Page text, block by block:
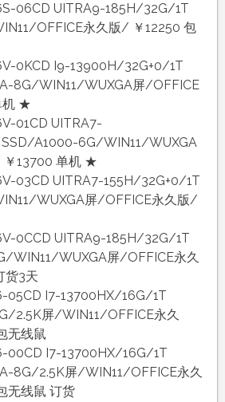
06CD UITRA9-185H/32G/1T
OFFICE永久版/ ￥12250 包
0KCD I9-13900H/32G+0/1T
8G/WIN11/WUXGA屏/OFFICE
机 ★
01CD UITRA7-
A1000-6G/WIN11/WUXGA
13700 单机 ★
03CD UITRA7-155H/32G+0/1T
WUXGA屏/OFFICE永久版/
0CCD UITRA9-185H/32G/1T
WIN11/WUXGA屏/OFFICE永久
货3天
05CD I7-13700HX/16G/1T
2.5K屏/WIN11/OFFICE永久
无线鼠
00CD I7-13700HX/16G/1T
8G/2.5K屏/WIN11/OFFICE永久
无线鼠 订货